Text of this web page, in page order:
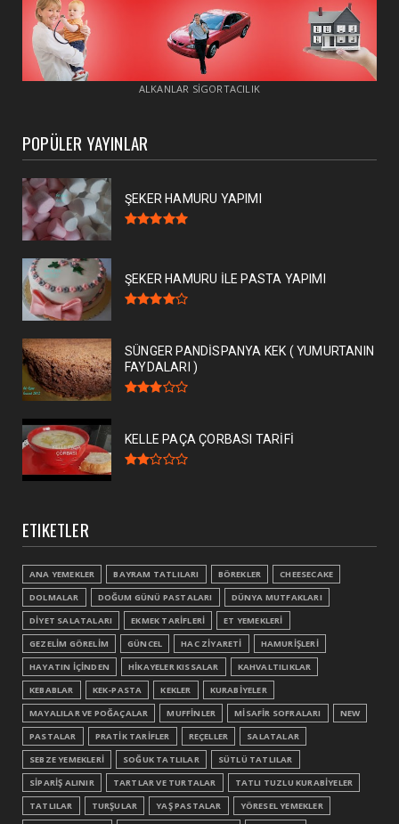
ALKANLAR SİGORTACILIK
POPÜLER YAYINLAR
ŞEKER HAMURU YAPIMI
ŞEKER HAMURU İLE PASTA YAPIMI
SÜNGER PANDİSPANYA KEK ( YUMURTANIN
FAYDALARI )
KELLE PAÇA ÇORBASI TARİFİ
ETIKETLER
ANA YEMEKLER BAYRAM TATLILARI BÖREKLER
CHEESECAKE
DOLMALAR
DOĞUM GÜNÜ PASTALARI
DÜNYA MUTFAKLARI
DİYET SALATALARI
EKMEK TARİFLERİ
ET YEMEKLERİ
GEZELİM GÖRELİM
GÜNCEL HAC ZİYARETİ
HAMURİŞLERİ
HAYATIN İÇİNDEN
HİKAYELER KISSALAR
KAHVALTILIKLAR
KEBABLAR
KEK-PASTA KEKLER
KURABİYELER
MAYALILAR VE POĞAÇALAR
MUFFİNLER MİSAFİR SOFRALARI
NEW
PASTALAR
PRATİK TARİFLER REÇELLER
SALATALAR
SEBZE YEMEKLERİ
SOĞUK TATLILAR
SÜTLÜ TATLILAR
SİPARİŞ ALINIR
TARTLAR VE TURTALAR
TATLI TUZLU KURABİYELER
TATLILAR
TURŞULAR YAŞ PASTALAR
YÖRESEL YEMEKLER